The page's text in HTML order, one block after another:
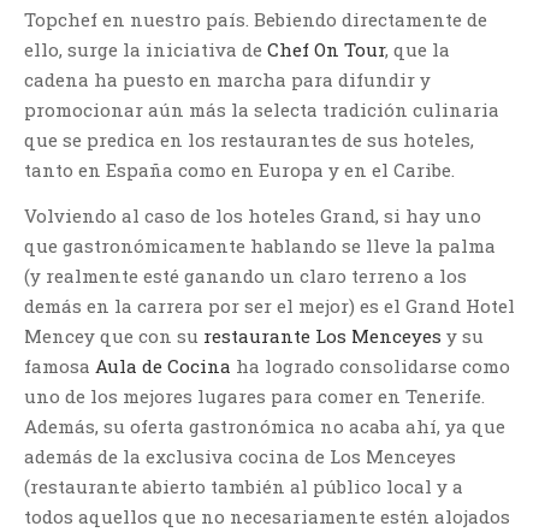
Topchef en nuestro país. Bebiendo directamente de
ello, surge la iniciativa de Chef On Tour, que la
cadena ha puesto en marcha para difundir y
promocionar aún más la selecta tradición culinaria
que se predica en los restaurantes de sus hoteles,
tanto en España como en Europa y en el Caribe.
Volviendo al caso de los hoteles Grand, si hay uno
que gastronómicamente hablando se lleve la palma
(y realmente esté ganando un claro terreno a los
demás en la carrera por ser el mejor) es el Grand Hotel
Mencey que con su restaurante Los Menceyes y su
famosa Aula de Cocina ha logrado consolidarse como
uno de los mejores lugares para comer en Tenerife.
Además, su oferta gastronómica no acaba ahí, ya que
además de la exclusiva cocina de Los Menceyes
(restaurante abierto también al público local y a
todos aquellos que no necesariamente estén alojados